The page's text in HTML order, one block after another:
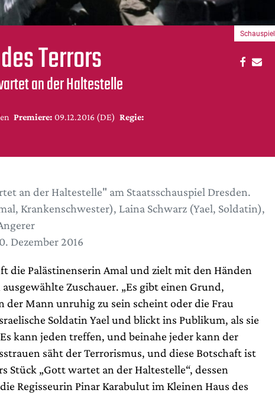
Terrors
an der Haltestelle
Premiere: 09.12.2016 (DE) Regie:
Schauspiel
an der Haltestelle" am Staatsschauspiel Dresden.
Krankenschwester), Laina Schwarz (Yael, Soldatin),
Dezember 2016
die Palästinenserin Amal und zielt mit den Händen
Zuschauer. „Es gibt einen Grund,
der Mann unruhig zu sein scheint oder die Frau
Soldatin Yael und blickt ins Publikum, als sie
kann jeden treffen, und beinahe jeder kann der
säht der Terrorismus, und diese Botschaft ist
Stück „Gott wartet an der Haltestelle“, dessen
Regisseurin Pinar Karabulut im Kleinen Haus des